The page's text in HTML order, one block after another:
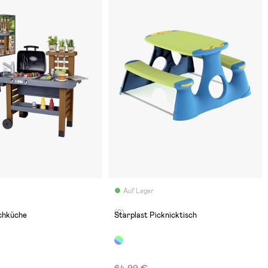
Auf Lager
(0)
Starplast Picknicktisch